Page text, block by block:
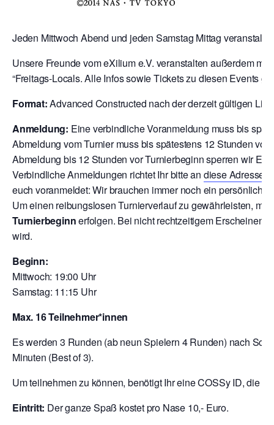
Jeden Mittwoch Abend und jeden Samstag Mittag
Unsere Freunde vom eXilium e.V. veranstalten außerdem
“Freitags-Locals. Alle Infos sowie Tickets zu diesen Events
Format:Advanced Constructed nach der derzeit gültigen
Anmeldung: Eine verbindliche Voranmeldung muss bis
Abmeldung vom Turnier muss bis spätestens 12 Stunden
Abmeldung bis 12 Stunden vor Turnierbeginn sperren wir
Verbindliche Anmeldungen richtet Ihr bitte an diese Adresse
euch voranmeldet: Wir brauchen immer noch ein
Um einen reibungslosen Turnierverlauf zu gewährleisten,
Turnierbeginnerfolgen. Bei nicht rechtzeitigem Erscheinen
wird.
Beginn:
Mittwoch: 19:00 Uhr
Samstag: 11:15 Uhr
Max. 16 Teilnehmer*innen
Es werden 3 Runden (ab neun Spielern 4 Runden) nach
Minuten (Best of 3).
Um teilnehmen zu können, benötigt Ihr eine COSSy ID, die
Eintritt: Der ganze Spaß kostet pro Nase 10,- Euro.